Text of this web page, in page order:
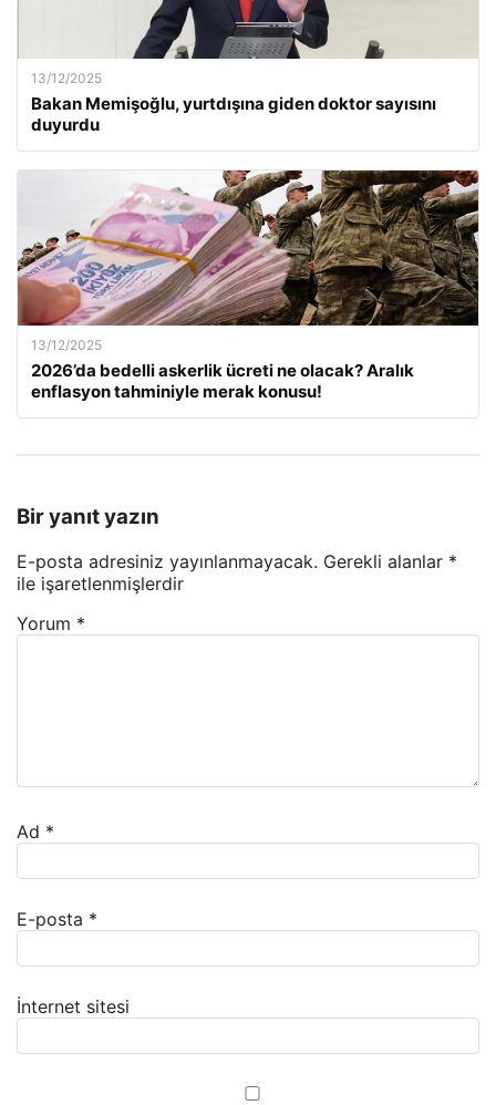
13/12/2025
Bakan Memişoğlu, yurtdışına giden doktor sayısını
duyurdu
13/12/2025
2026’da bedelli askerlik ücreti ne olacak? Aralık
enflasyon tahminiyle merak konusu!
Bir yanıt yazın
E-posta adresiniz yayınlanmayacak. Gerekli alanlar *
ile işaretlenmişlerdir
Yorum *
Ad *
E-posta *
İnternet sitesi